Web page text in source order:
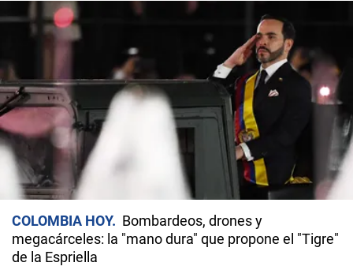
COLOMBIA HOY
Bombardeos, drones y
megacárceles: la "mano dura" que propone el "Tigre"
de la Espriella